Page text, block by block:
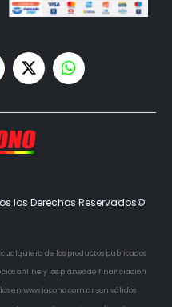
los Derechos Reservados©
cualquiera de los productos publicados
online y los planes de financiación
en www.iacono.com.ar son válidos